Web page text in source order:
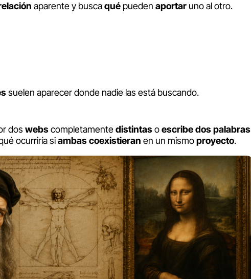
aparente y buscaqué pueden aportar uno al otro.
suelen aparecer donde nadie las está buscando.
dos webscompletamentedistintasoescribedospalabras
ocurriría siambascoexistieran en un mismoproyecto.